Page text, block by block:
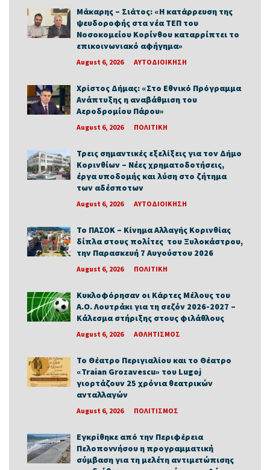
Μάκαρης – Σιάτος: «Η κατάρρευση της
ψευδοροφής στα νέα ΤΕΠ του
Νοσοκομείου Κορίνθου καταρρίπτει το
επικοινωνιακό αφήγημα»
August 6, 2026 ΑΥΤΟΔΙΟΙΚΗΣΗ
Χρίστος Δήμας: «Στο Εθνικό Πρόγραμμα
Ανάπτυξης η αναβάθμιση του
Αεροδρομίου Πάρου»
August 6, 2026 ΠΟΛΙΤΙΚΗ
Τρεις σημαντικές εξελίξεις για τον Δήμο
Κορινθίων – Νέες χρηματοδοτήσεις,
έργα υποδομής και λύση στο ζήτημα
των αδέσποτων
August 6, 2026 ΑΥΤΟΔΙΟΙΚΗΣΗ
Το ΠΑΣΟΚ – Κίνημα Αλλαγής Κορινθίας
δίπλα στους πολίτες του Ξυλοκάστρου,
την Παρασκευή 7 Αυγούστου 2026
August 6, 2026 ΠΟΛΙΤΙΚΗ
Κυκλοφόρησαν οι Κάρτες Μέλους του
Α.Ο. Λουτράκι για τη σεζόν 2026-2027 –
Κάλεσμα στήριξης στους φιλάθλους
August 6, 2026 ΑΘΛΗΤΙΣΜΟΣ
Το Θέατρο Περιγιαλίου και το Θέατρο
«Traian Grozavescu» του Lugoj
γιορτάζουν 25 χρόνια θεατρικών
ανταλλαγών
August 6, 2026 ΠΟΛΙΤΙΣΜΟΣ
Εγκρίθηκε από την Περιφέρεια
Πελοποννήσου η προγραμματική
σύμβαση για τη μελέτη αντιμετώπισης